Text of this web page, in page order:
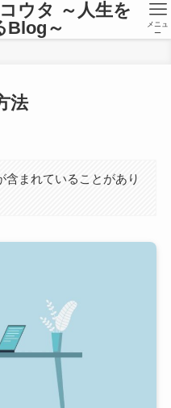
ウタ ～人生を
Blog～
メニュ
ー
法
含まれていることがあり